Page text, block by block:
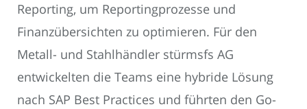
Reporting, um Reportingprozesse und
Finanzübersichten zu optimieren. Für den
Metall- und Stahlhändler stürmsfs AG
entwickelten die Teams eine hybride Lösung
nach SAP Best Practices und führten den Go-